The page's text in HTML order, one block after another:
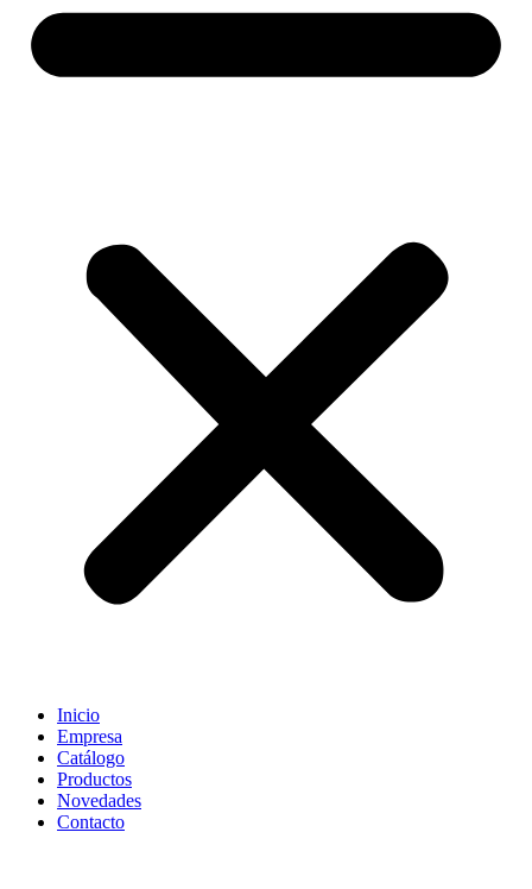
Inicio
Empresa
Catálogo
Productos
Novedades
Contacto